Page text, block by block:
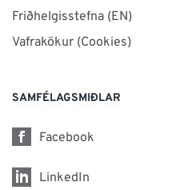
Friðhelgisstefna (EN)
Vafrakökur (Cookies)
SAMFÉLAGSMIÐLAR
Facebook
LinkedIn